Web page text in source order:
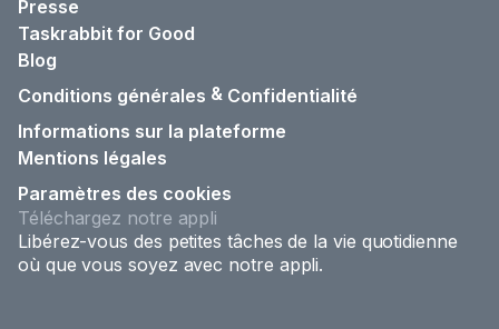
Presse
Taskrabbit for Good
Blog
Conditions générales & Confidentialité
Informations sur la plateforme
Mentions légales
Paramètres des cookies
Téléchargez notre appli
Libérez-vous des petites tâches de la vie quotidienne
où que vous soyez avec notre appli.